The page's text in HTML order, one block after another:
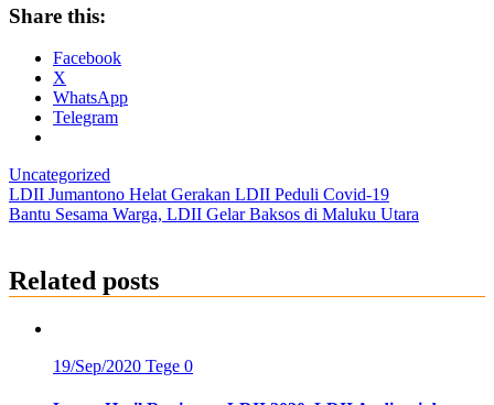
Share this:
Facebook
X
WhatsApp
Telegram
Uncategorized
Post
navigation
LDII Jumantono Helat Gerakan LDII Peduli Covid-19
Bantu Sesama Warga, LDII Gelar Baksos di Maluku Utara
Related posts
19/Sep/2020 Tege 0